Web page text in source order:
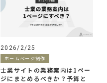
2026/2/25
ホームページ制作
士業サイトの業務案内は1ペー
ジにまとめるべきか？予算と